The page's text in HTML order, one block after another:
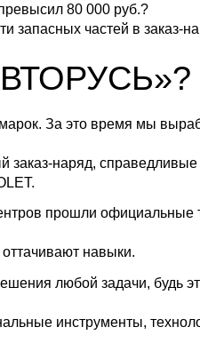
80 000 руб.?
запасных частей в заказ-
За это время мы
заказ-наряд,
прошли официальные
навыки.
любой задачи, будь
инструменты,